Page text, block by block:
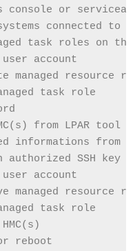
console or
connected to
task roles on
account
managed resource
task role
from LPAR tool
informations from
authorized SSH key
account
managed resource
task role
reboot